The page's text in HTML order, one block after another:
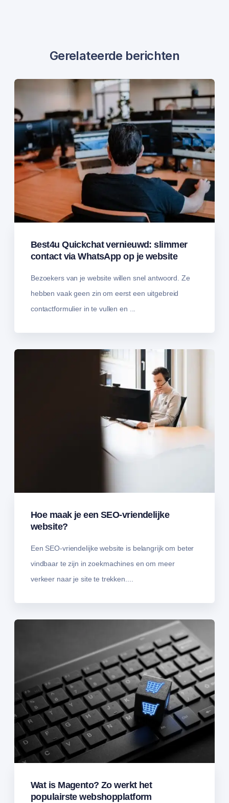
Gerelateerde berichten
Best4u Quickchat vernieuwd: slimmer
contact via WhatsApp op je website
Bezoekers van je website willen snel antwoord. Ze
hebben vaak geen zin om eerst een uitgebreid
contactformulier in te vullen en ...
Hoe maak je een SEO-vriendelijke
website?
Een SEO-vriendelijke website is belangrijk om beter
vindbaar te zijn in zoekmachines en om meer
verkeer naar je site te trekken....
Wat is Magento? Zo werkt het
populairste webshopplatform